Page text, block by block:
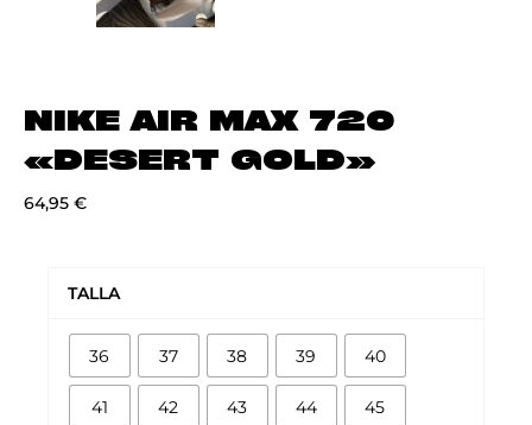
NIKE AIR MAX 720
«DESERT GOLD»
64,95 €
TALLA
36 37 38 39 40
41 42 43 44 45
720
"DESERT
GOLD"
cantidad